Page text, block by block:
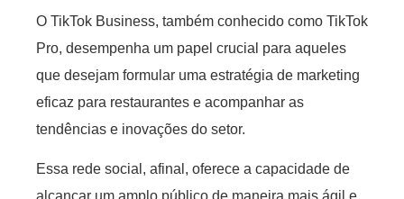
O TikTok Business, também conhecido como TikTok
Pro, desempenha um papel crucial para aqueles
que desejam formular uma estratégia de marketing
eficaz para restaurantes e acompanhar as
tendências e inovações do setor.
Essa rede social, afinal, oferece a capacidade de
alcançar um amplo público de maneira mais ágil e